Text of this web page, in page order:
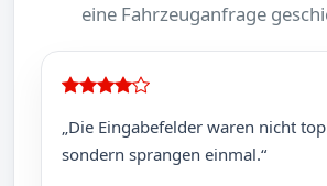
eine Fahrzeuganfrage
„Die Eingabefelder waren nicht
sondern sprangen einmal.“